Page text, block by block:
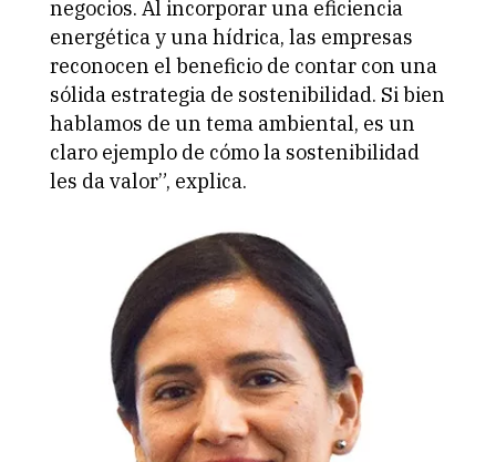
negocios. Al incorporar una eficiencia
energética y una hídrica, las empresas
reconocen el beneficio de contar con una
sólida estrategia de sostenibilidad. Si bien
hablamos de un tema ambiental, es un
claro ejemplo de cómo la sostenibilidad
les da valor”, explica.